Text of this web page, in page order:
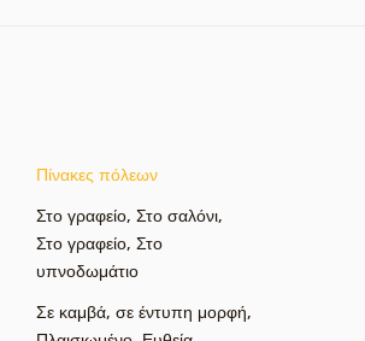
Πίνακες πόλεων
Στο γραφείο, Στο σαλόνι,
Στο γραφείο, Στο
υπνοδωμάτιο
Σε καμβά, σε έντυπη μορφή,